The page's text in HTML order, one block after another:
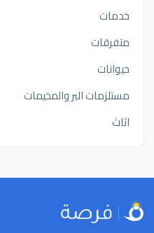
خدمات
متفرقات
حيوانات
مستلزمات البر والمخيمات
اثاث